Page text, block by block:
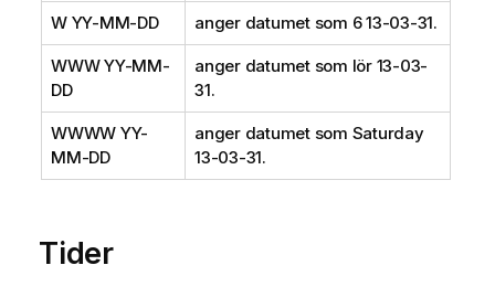
W YY-MM-DD anger datumet som 6 13-03-31.
WWW YY-MM-
DD
anger datumet som lör 13-03-
31.
WWWW YY-
MM-DD
anger datumet som Saturday
13-03-31.
Tider